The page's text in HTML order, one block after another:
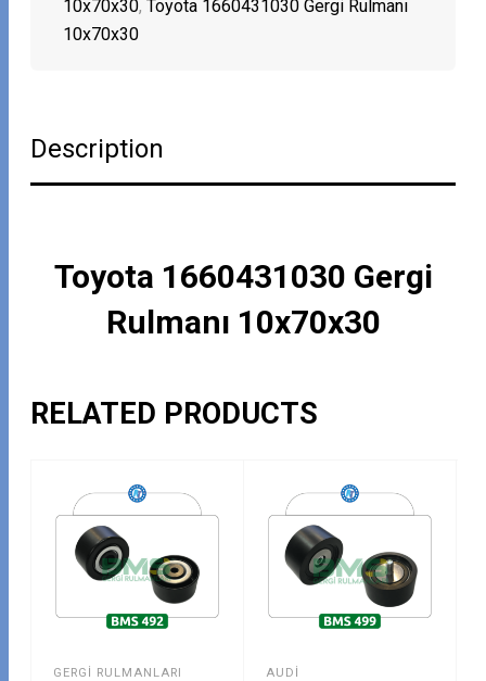
10x70x30,Toyota 1660431030 Gergi Rulmanı
10x70x30
Description
Toyota 1660431030 Gergi
Rulmanı 10x70x30
RELATED PRODUCTS
GERGI RULMANLARI AUDI